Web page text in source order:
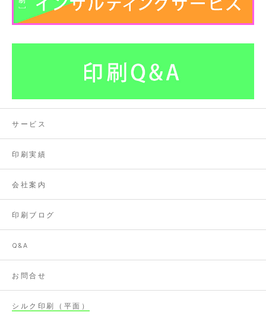
サービス
印刷実績
会社案内
印刷ブログ
Q&A
お問合せ
シルク印刷（平面）